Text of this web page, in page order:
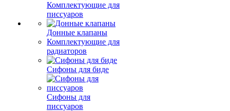
Комплектующие для
писсуаров
Донные клапаны
Комплектующие для
радиаторов
Сифоны для биде
Сифоны для
писсуаров